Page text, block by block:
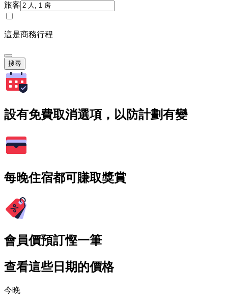
旅客
這是商務行程
搜尋
設有免費取消選項，以防計劃有變
每晚住宿都可賺取獎賞
會員價預訂慳一筆
查看這些日期的價格
今晚